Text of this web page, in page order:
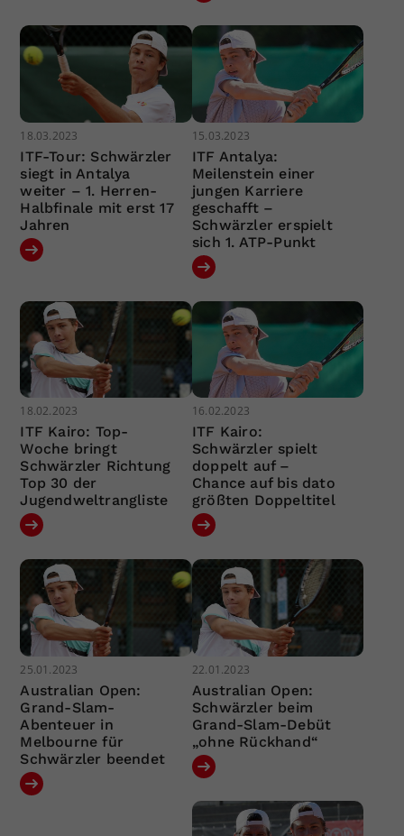
18.03.2023
ITF-Tour: Schwärzler
siegt in Antalya
weiter – 1. Herren-
Halbfinale mit erst 17
Jahren
15.03.2023
ITF Antalya:
Meilenstein einer
jungen Karriere
geschafft –
Schwärzler erspielt
sich 1. ATP-Punkt
18.02.2023
ITF Kairo: Top-
Woche bringt
Schwärzler Richtung
Top 30 der
Jugendweltrangliste
16.02.2023
ITF Kairo:
Schwärzler spielt
doppelt auf –
Chance auf bis dato
größten Doppeltitel
25.01.2023
Australian Open:
Grand-Slam-
Abenteuer in
Melbourne für
Schwärzler beendet
22.01.2023
Australian Open:
Schwärzler beim
Grand-Slam-Debüt
„ohne Rückhand“